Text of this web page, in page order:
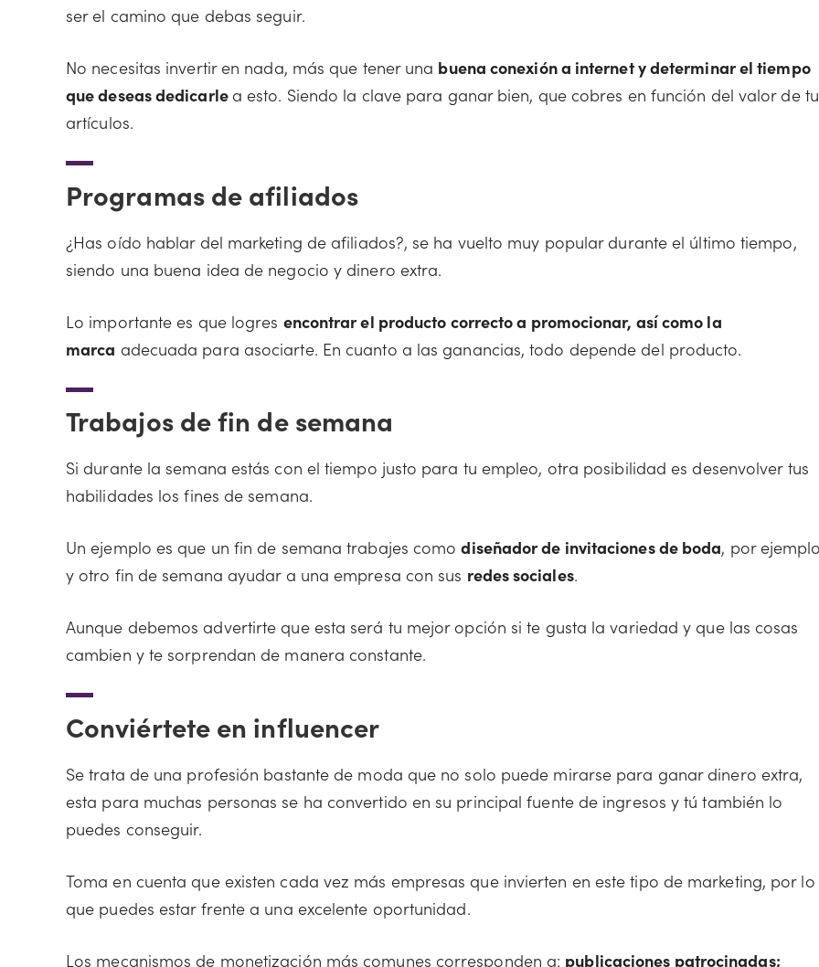
ser el camino que debas seguir.
No necesitas invertir en nada, más que tener una buena conexión a internet y determinar el tiempo
que deseas dedicarle a esto. Siendo la clave para ganar bien, que cobres en función del valor de
artículos.
Programas de afiliados
¿Has oído hablar del marketing de afiliados?, se ha vuelto muy popular durante el último tiempo,
siendo una buena idea de negocio y dinero extra.
Lo importante es que logres encontrar el producto correcto a promocionar, así como la
marca adecuada para asociarte. En cuanto a las ganancias, todo depende del producto.
Trabajos de fin de semana
Si durante la semana estás con el tiempo justo para tu empleo, otra posibilidad es desenvolver tus
habilidades los fines de semana.
Un ejemplo es que un fin de semana trabajes comodiseñador de invitaciones de boda, por
y otro fin de semana ayudar a una empresa con sus redes sociales.
Aunque debemos advertirte que esta será tu mejor opción si te gusta la variedad y que las cosas
cambien y te sorprendan de manera constante.
Conviértete en influencer
Se trata de una profesión bastante de moda que no solo puede mirarse para ganar dinero extra,
esta para muchas personas se ha convertido en su principal fuente de ingresos y tú también lo
puedes conseguir.
Toma en cuenta que existen cada vez más empresas que invierten en este tipo de marketing, por lo
que puedes estar frente a una excelente oportunidad.
Los mecanismos de monetización más comunes corresponden a: publicaciones patrocinadas;